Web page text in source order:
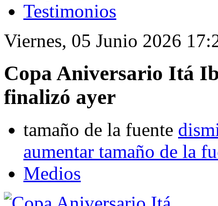
Testimonios
Viernes, 05 Junio 2026
Copa Aniversario Itá
finalizó ayer
tamaño de la fuente
aumentar tamaño de la
Medios